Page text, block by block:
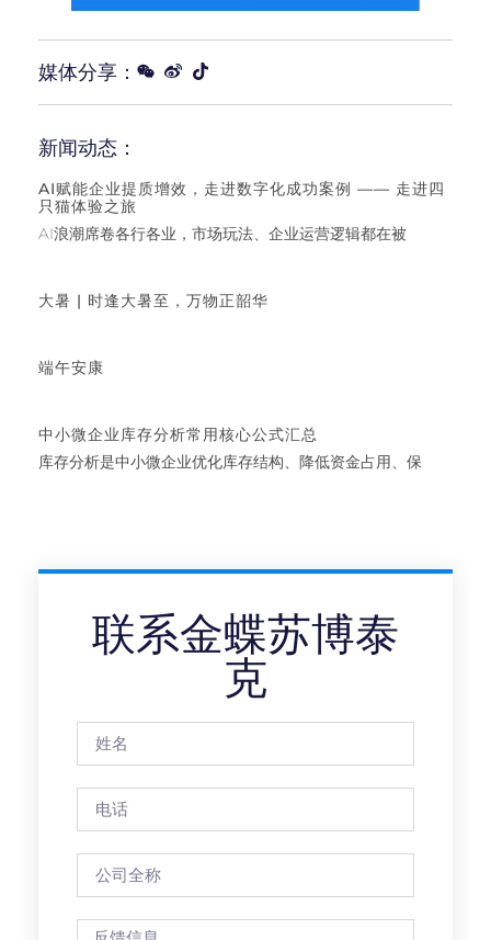
媒体分享：
新闻动态：
AI赋能企业提质增效，走进数字化成功案例 —— 走进四
只猫体验之旅
AI浪潮席卷各行各业，市场玩法、企业运营逻辑都在被
大暑 | 时逢大暑至，万物正韶华
端午安康
中小微企业库存分析常用核心公式汇总
库存分析是中小微企业优化库存结构、降低资金占用、保
联系金蝶苏博泰
克